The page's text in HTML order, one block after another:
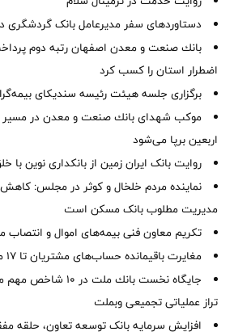
دستاوردهای سفر مدیرعامل بانک گردشگری
بانك صنعت و معدن اصفهان رتبه دوم
اضطرار استان را كسب كرد
برگزاری جلسه هیئت رئیسه سندیکای
موكب شهدای بانك صنعت و معدن در مسیر
اربعین برپا می‌شود
روایت بانک ایران زمین از بانکداری نوین با
مدیریت مطلوب بانک مسکن است
تکریم معاون فنی بیمه‌های اموال و انتصاب
مغایرت‌ باقیمانده حساب‌های مشتریان تا ۱۷ مرداد برطرف می‌شود
تراز عملیاتی تجمیعی وبملت
افزایش سرمایه بانک توسعه تعاون، حلقه